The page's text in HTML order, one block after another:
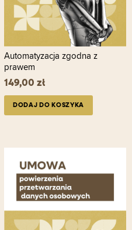
Automatyzacja zgodna z
prawem
149,00 zł
DODAJ DO KOSZYKA